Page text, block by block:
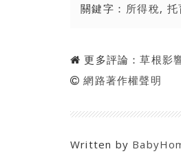
關鍵字： 所得稅, 托
更多評論：草根影
網路著作權聲明
Written by